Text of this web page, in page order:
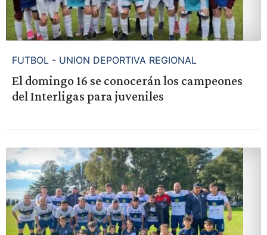
FUTBOL - UNION DEPORTIVA REGIONAL
El domingo 16 se conocerán los campeones
del Interligas para juveniles